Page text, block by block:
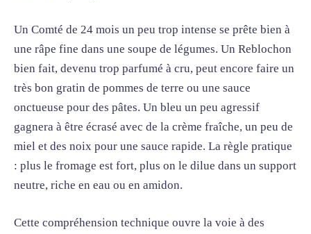
Un Comté de 24 mois un peu trop intense se prête bien à
une râpe fine dans une soupe de légumes. Un Reblochon
bien fait, devenu trop parfumé à cru, peut encore faire un
très bon gratin de pommes de terre ou une sauce
onctueuse pour des pâtes. Un bleu un peu agressif
gagnera à être écrasé avec de la crème fraîche, un peu de
miel et des noix pour une sauce rapide. La règle pratique
: plus le fromage est fort, plus on le dilue dans un support
neutre, riche en eau ou en amidon.
Cette compréhension technique ouvre la voie à des